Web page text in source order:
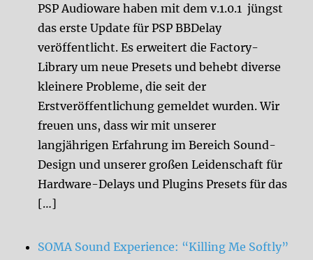
PSP Audioware haben mit dem v.1.0.1 jüngst
das erste Update für PSP BBDelay
veröffentlicht. Es erweitert die Factory-
Library um neue Presets und behebt diverse
kleinere Probleme, die seit der
Erstveröffentlichung gemeldet wurden. Wir
freuen uns, dass wir mit unserer
langjährigen Erfahrung im Bereich Sound-
Design und unserer großen Leidenschaft für
Hardware-Delays und Plugins Presets für das
[…]
SOMA Sound Experience: “Killing Me Softly”